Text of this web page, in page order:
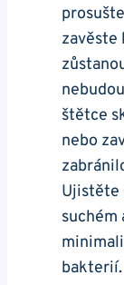
zavěste
štětce
‌nebo
Ujistěte
suchém
bakterií.